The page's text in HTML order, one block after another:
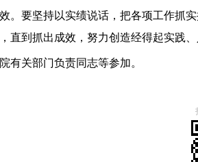
。要坚持以实绩说话，把各项工作抓
直到抓出成效，努力创造经得起实践、
有关部门负责同志等参加。